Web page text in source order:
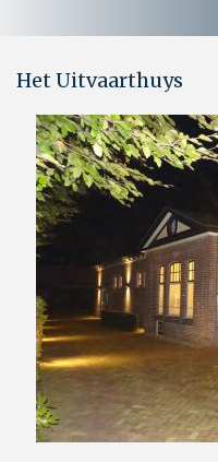
Het Uitvaarthuys